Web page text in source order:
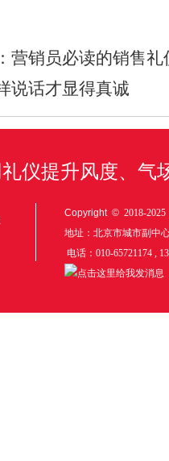
营销员必读的销售礼
说话才显得真诚
仪提升风度、气
Copyright © 2018-
地址：北京市城市副中
电话：010-65721174 ,